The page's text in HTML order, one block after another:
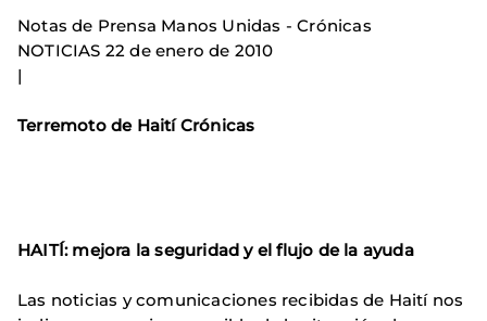
Notas de Prensa Manos Unidas - Crónicas
NOTICIAS 22 de enero de 2010
|
Terremoto de Haití Crónicas
HAITÍ: mejora la seguridad y el flujo de la ayuda
Las noticias y comunicaciones recibidas de Haití nos